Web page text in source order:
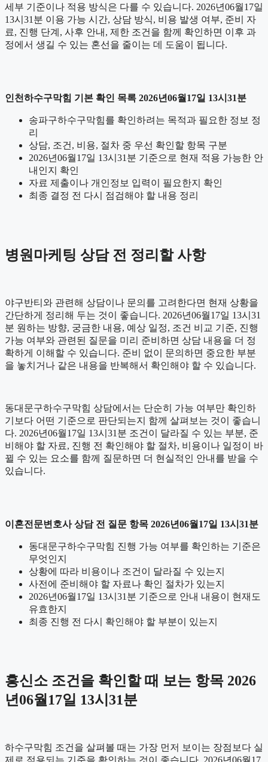
세부 기준이나 적용 방식은 다를 수 있습니다. 2026년06월17일
13시31분 이용 가능 시간, 상담 방식, 비용 발생 여부, 준비 자
료, 진행 단계, 사후 안내, 제한 조건을 함께 확인하면 이후 과
정에서 생길 수 있는 혼선을 줄이는 데 도움이 됩니다.
인천하수구막힘 기본 확인 목록 2026년06월17일 13시31분
송파구하수구막힘를 확인하려는 목적과 필요한 정보 정
리
상담, 조건, 비용, 절차 중 우선 확인할 항목 구분
2026년06월17일 13시31분 기준으로 현재 적용 가능한 안
내인지 확인
자료 제출이나 개인정보 입력이 필요한지 확인
최종 결정 전 다시 점검해야 할 내용 정리
병원마케팅 상담 전 정리할 사항
야구반티와 관련해 상담이나 문의를 고려한다면 현재 상황을
간단하게 정리해 두는 것이 좋습니다. 2026년06월17일 13시31
분 원하는 방향, 궁금한 내용, 예상 일정, 조건 비교 기준, 진행
가능 여부와 관련된 질문을 미리 준비하면 상담 내용을 더 정
확하게 이해할 수 있습니다. 준비 없이 문의하면 중요한 부분
을 놓치거나 같은 내용을 반복해서 확인해야 할 수 있습니다.
동대문구하수구막힘 상담에서는 단순히 가능 여부만 확인하
기보다 어떤 기준으로 판단되는지 함께 살펴보는 것이 좋습니
다. 2026년06월17일 13시31분 조건이 달라질 수 있는 부분, 준
비해야 할 자료, 진행 전 확인해야 할 절차, 비용이나 일정이 바
뀔 수 있는 요소를 함께 질문하면 더 현실적인 안내를 받을 수
있습니다.
이혼전문변호사 상담 전 질문 항목 2026년06월17일 13시31분
동대문구하수구막힘 진행 가능 여부를 확인하는 기준은
무엇인지
상황에 따라 비용이나 조건이 달라질 수 있는지
사전에 준비해야 할 자료나 확인 절차가 있는지
2026년06월17일 13시31분 기준으로 안내 내용이 현재도
유효한지
최종 진행 전 다시 확인해야 할 부분이 있는지
흥신소 조건을 확인할 때 보는 항목 2026
년06월17일 13시31분
하수구막힘 조건을 살펴볼 때는 가장 먼저 보이는 장점보다 실